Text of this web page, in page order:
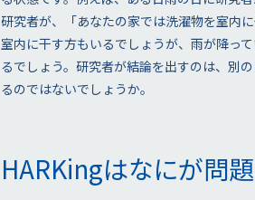
研究者が、「あなたの家では洗濯物を室内
室内に干す方もいるでしょうが、雨が降っ
るでしょう。研究者が結論を出すのは、別
るのではないでしょうか。
HARKingはなにが問